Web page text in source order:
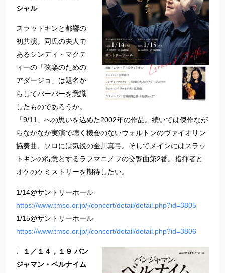
シャル
スラットキンと都響の
初共演。同氏の夫人で
あるシンディ・マクテ
ィーの「弦楽のための
アダージョ」は題名か
らしてバーバーを意識
したものであろうか。
「9/11」への思いを込めた2002年の作品。続いては傑作なが
らなかなか実演で聴く機会のないウォルトンのヴァイオリン
協奏曲、ソロには気鋭の金川真弓。そしてメインにはスラッ
トキンの得意とするラフマニノフの交響曲第2番。指揮者と
オケのケミストリーを期待したい。
1/14@サントリーホール
https://www.tmso.or.jp/j/concert/detail/detail.php?id=3805
1/15@サントリーホール
https://www.tmso.or.jp/j/concert/detail/detail.php?id=3806
♩１／１４，１９ バン
ジャマン・ベルナイム